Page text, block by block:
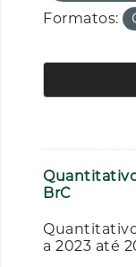
Formatos:
BrC
a 2023 até